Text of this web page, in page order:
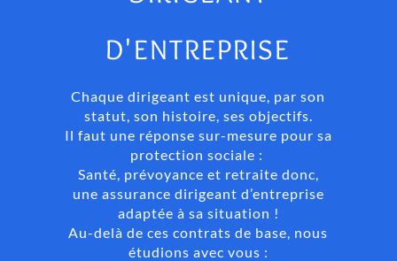
D'ENTREPRISE
Chaque dirigeant est unique, par son
statut, son histoire, ses objectifs.
Il faut une réponse sur-mesure pour sa
protection sociale :
Santé, prévoyance et retraite donc,
une assurance dirigeant d’entreprise
adaptée à sa situation !
Au-delà de ces contrats de base, nous
étudions avec vous :